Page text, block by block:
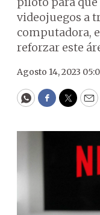
videojuegos a
computadora,
reforzar este
Agosto 14, 2023
WhatsApp
Facebook